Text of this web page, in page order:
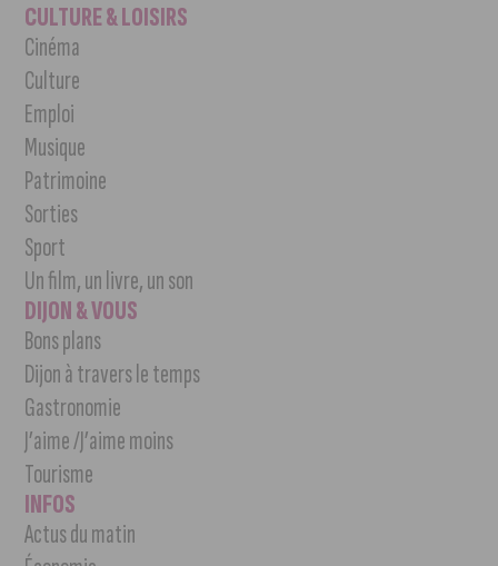
CULTURE & LOISIRS
Cinéma
Culture
Emploi
Musique
Patrimoine
Sorties
Sport
Un film, un livre, un son
DIJON & VOUS
Bons plans
Dijon à travers le temps
Gastronomie
J’aime /J’aime moins
Tourisme
INFOS
Actus du matin